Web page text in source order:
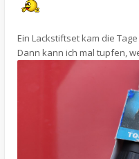
Ein Lackstiftset kam die
Dann kann ich mal tupfen,